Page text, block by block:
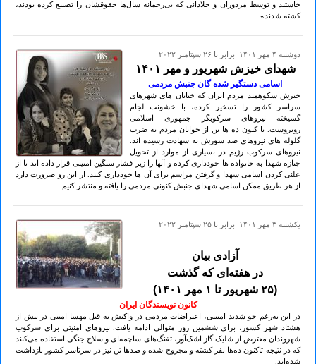
خاستند و توسط مزدوران و جلادانی که بی‌رحمانه سال‌ها حقوقشان را تضییع کرده بودند،
کشته شدند».
دوشنبه ۴ مهر ۱۴۰۱ برابر با ۲۶ سپتامبر ۲۰۲۲
شهدای خیزش شهریور و مهر ۱۴۰۱
اسامی دستگیر شده گان جنبش مردمی
خیزش شکوهمند مردم ایران که خیابان های شهرهای
سراسر کشور را تسخیر کرده، با خشونت لجام
گسیخته نیروهای سرکوبگر جمهوری اسلامی
روبروست. تا کنون ده ها تن از جوانان مردم به ضرب
گلوله های نیروهای ضد شورش به شهادت رسیده اند.
نیروهای سرکوب رژیم در بسیاری از موارد از تحویل
جنازه شهدا به خانواده ها خودداری کرده و آنها را زیر فشار سنگین امنیتی قرار داده اند تا از
علنی کردن اسامی شهدا و گرفتن مراسم برای آن ها خودداری کنند. از این رو ضرورت دارد
از هر طریق ممکن اسامی شهدای جنبش کنونی مردمی را یافته و منتشر کنیم
يكشنبه ۳ مهر ۱۴۰۱ برابر با ۲۵ سپتامبر ۲۰۲۲
آزادی بیان
در هفته‌ای که گذشت
(۲۵ شهریور تا ۱ مهر ۱۴۰۱)
کانون نویسندگان ایران
در این به‌رغم جو شدید امنیتی، اعتراضات مردمی در واکنش به قتل مهسا امینی در بیش از
هشتاد شهر کشور، برای ششمین روز متوالی ادامه یافت. نیروهای امنیتی برای سرکوب
شهروندان معترض از شلیک گاز اشک‌آور، تفنگ‌های ساچمه‌ای و سلاح جنگی استفاده می‌کنند
که در نتیجه تاکنون ده‌ها نفر کشته و مجروح شده و صدها تن نیز در سرتاسر کشور بازداشت
شده‌اند.